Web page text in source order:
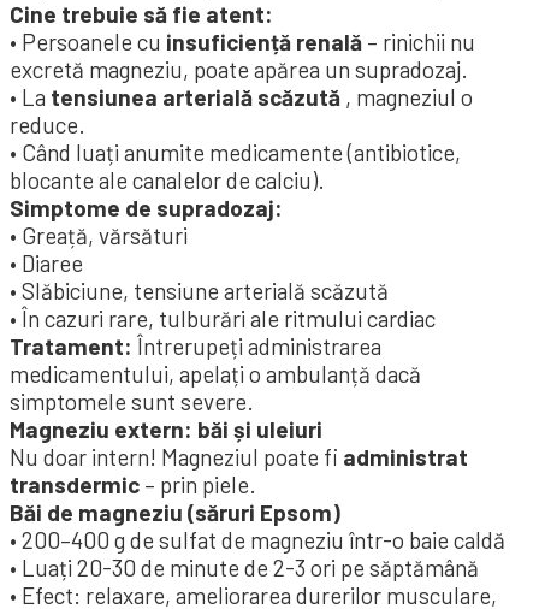
Cine trebuie să fie atent:
• Persoanele cu insuficiență renală – rinichii nu
excretă magneziu, poate apărea un supradozaj.
• La tensiunea arterială scăzută , magneziul o
reduce.
• Când luați anumite medicamente (antibiotice,
blocante ale canalelor de calciu).
Simptome de supradozaj:
• Greață, vărsături
• Diaree
• Slăbiciune, tensiune arterială scăzută
• În cazuri rare, tulburări ale ritmului cardiac
Tratament: Întrerupeți administrarea
medicamentului, apelați o ambulanță dacă
simptomele sunt severe.
Magneziu extern: băi și uleiuri
Nu doar intern! Magneziul poate fi administrat
transdermic – prin piele.
Băi de magneziu (săruri Epsom)
• 200–400 g de sulfat de magneziu într-o baie caldă
• Luați 20-30 de minute de 2-3 ori pe săptămână
• Efect: relaxare, ameliorarea durerilor musculare,